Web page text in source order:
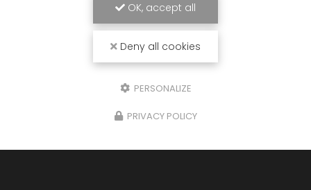
OK, accept all
Deny all cookies
PERSONALIZE
PRIVACY POLICY